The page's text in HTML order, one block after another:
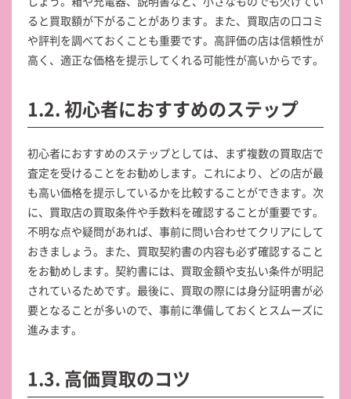
ると買取額が下がることがあります。また、買取店の口コミ
や評判を調べておくことも重要です。高評価の店は信頼性が
高く、適正な価格を提示してくれる可能性が高いからです。
1.2. 初心者におすすめのステップ
初心者におすすめのステップとしては、まず複数の買取店で
査定を受けることをお勧めします。これにより、どの店が最
も高い価格を提示しているかを比較することができます。次
に、買取店の買取条件や手数料を確認することが重要です。
不明な点や疑問があれば、事前に問い合わせてクリアにして
おきましょう。また、買取契約書の内容も必ず確認すること
をお勧めします。契約書には、買取金額や支払い条件が明記
されているためです。最後に、買取の際には身分証明書が必
要となることが多いので、事前に準備しておくとスムーズに
進みます。
1.3. 高価買取のコツ